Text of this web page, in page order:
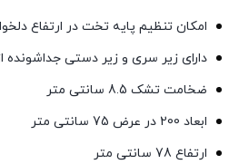
امکان تنظیم پایه تخت در ارتفاع
دارای زیر سری و زیر دستی جداشونده
ضخامت تشک 8.5 سانتی متر
ابعاد 200 در عرض 75 سانتی متر
ارتفاع 78 سانتی متر